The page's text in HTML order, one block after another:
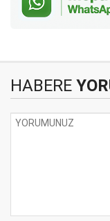
HABERE